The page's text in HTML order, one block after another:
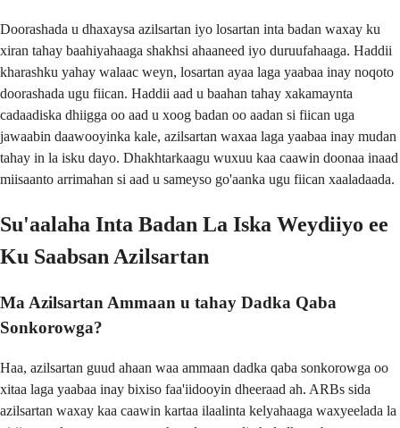
Doorashada u dhaxaysa azilsartan iyo losartan inta badan waxay ku
xiran tahay baahiyahaaga shakhsi ahaaneed iyo duruufahaaga. Haddii
kharashku yahay walaac weyn, losartan ayaa laga yaabaa inay noqoto
doorashada ugu fiican. Haddii aad u baahan tahay xakamaynta
cadaadiska dhiigga oo aad u xoog badan oo aadan si fiican uga
jawaabin daawooyinka kale, azilsartan waxaa laga yaabaa inay mudan
tahay in la isku dayo. Dhakhtarkaagu wuxuu kaa caawin doonaa inaad
miisaanto arrimahan si aad u sameyso go'aanka ugu fiican xaaladaada.
Su'aalaha Inta Badan La Iska Weydiiyo ee
Ku Saabsan Azilsartan
Ma Azilsartan Ammaan u tahay Dadka Qaba
Sonkorowga?
Haa, azilsartan guud ahaan waa ammaan dadka qaba sonkorowga oo
xitaa laga yaabaa inay bixiso faa'iidooyin dheeraad ah. ARBs sida
azilsartan waxay kaa caawin kartaa ilaalinta kelyahaaga waxyeelada la